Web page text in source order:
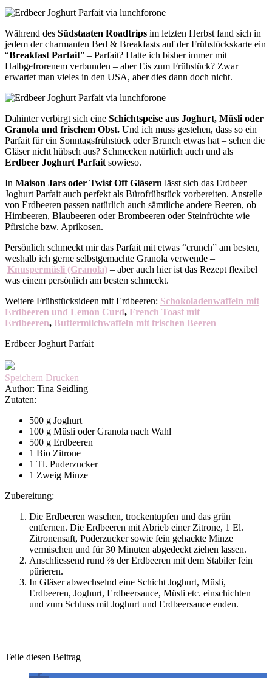
Während des Südstaaten Roadtrips im letzten Herbst fand sich in
jedem der charmanten Bed & Breakfasts auf der Frühstückskarte ein
“Breakfast Parfait” – Parfait? Hatte ich bisher immer mit
Halbgefrorenem verbunden – aber Eis zum Frühstück? Zwar
erwartet man vieles in den USA, aber dies dann doch nicht.
Dahinter verbirgt sich eine Schichtspeise aus Joghurt, Müsli oder
Granola und frischem Obst. Und ich muss gestehen, dass so ein
Parfait für ein Sonntagsfrühstück oder Brunch etwas hat – sehen die
Gläser nicht hübsch aus? Schmecken natürlich auch und als
Erdbeer Joghurt Parfait sowieso.
In Maison Jars oder Twist Off Gläsern lässt sich das Erdbeer
Joghurt Parfait auch perfekt als Bürofrühstück vorbereiten. Anstelle
von Erdbeeren passen natürlich auch sämtliche andere Beeren, ob
Himbeeren, Blaubeeren oder Brombeeren oder Steinfrüchte wie
Pfirsiche bzw. Aprikosen.
Persönlich schmeckt mir das Parfait mit etwas “crunch” am besten,
weshalb ich gerne selbstgemachte Granola verwende –
Knuspermüsli (Granola) – aber auch hier ist das Rezept flexibel
was einem persönlich am besten schmeckt.
Weitere Frühstücksideen mit Erdbeeren: Schokoladenwaffeln mit
Erdbeeren und Lemon Curd, French Toast mit
Erdbeeren, Buttermilchwaffeln mit frischen Beeren
Erdbeer Joghurt Parfait
Speichern Drucken
Author: Tina Seidling
Zutaten:
500 g Joghurt
100 g Müsli oder Granola nach Wahl
500 g Erdbeeren
1 Bio Zitrone
1 Tl. Puderzucker
1 Zweig Minze
Zubereitung:
Die Erdbeeren waschen, trockentupfen und das grün
entfernen. Die Erdbeeren mit Abrieb einer Zitrone, 1 El.
Zitronensaft, Puderzucker sowie fein gehackte Minze
vermischen und für 30 Minuten abgedeckt ziehen lassen.
Anschliessend rund ⅔ der Erdbeeren mit dem Stabiler fein
pürieren.
In Gläser abwechselnd eine Schicht Joghurt, Müsli,
Erdbeeren, Joghurt, Erdbeersauce, Müsli etc. einschichten
und zum Schluss mit Joghurt und Erdbeersauce enden.
Teile diesen Beitrag